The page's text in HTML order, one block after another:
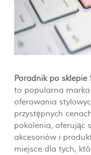
Poradnik po
to popularna
oferowania
przystępnych
pokolenia, oferując
akcesoriów i
miejsce dla tych,